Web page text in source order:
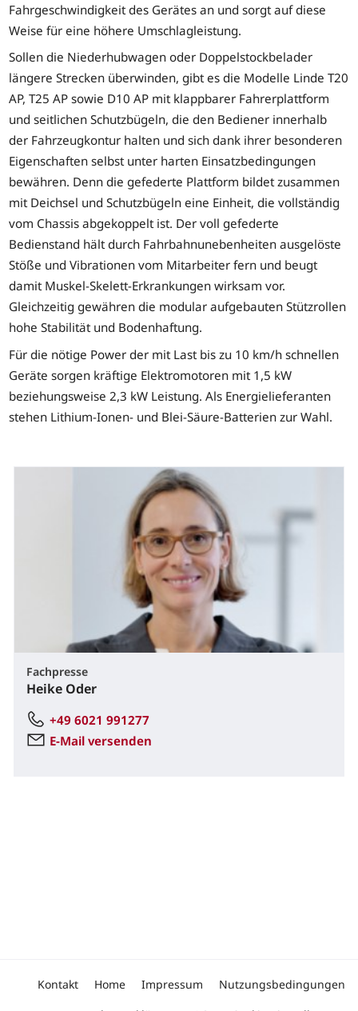
Fahrgeschwindigkeit des Gerätes an und sorgt auf diese
Weise für eine höhere Umschlagleistung.
Sollen die Niederhubwagen oder Doppelstockbelader
längere Strecken überwinden, gibt es die Modelle Linde T20
AP, T25 AP sowie D10 AP mit klappbarer Fahrerplattform
und seitlichen Schutzbügeln, die den Bediener innerhalb
der Fahrzeugkontur halten und sich dank ihrer besonderen
Eigenschaften selbst unter harten Einsatzbedingungen
bewähren. Denn die gefederte Plattform bildet zusammen
mit Deichsel und Schutzbügeln eine Einheit, die vollständig
vom Chassis abgekoppelt ist. Der voll gefederte
Bedienstand hält durch Fahrbahnunebenheiten ausgelöste
Stöße und Vibrationen vom Mitarbeiter fern und beugt
damit Muskel-Skelett-Erkrankungen wirksam vor.
Gleichzeitig gewähren die modular aufgebauten Stützrollen
hohe Stabilität und Bodenhaftung.
Für die nötige Power der mit Last bis zu 10 km/h schnellen
Geräte sorgen kräftige Elektromotoren mit 1,5 kW
beziehungsweise 2,3 kW Leistung. Als Energielieferanten
stehen Lithium-Ionen- und Blei-Säure-Batterien zur Wahl.
Fachpresse
Heike Oder
+49 6021 991277
E-Mail versenden
Kontakt Home Impressum
Nutzungsbedingungen